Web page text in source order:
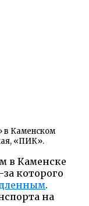
в Каменском
«ПИК».
в Каменске
которого
.
на